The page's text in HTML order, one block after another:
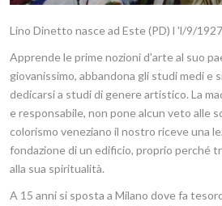
Lino Dinetto nasce ad Este (PD) l 'l/9/
Apprende le prime nozioni d'arte al suo
giovanissimo, abbandona gli studi medi e
dedicarsi a studi di genere artistico. La
e responsabile, non pone alcun veto alle
colorismo veneziano il nostro riceve una
fondazione di un edificio, proprio perché
alla sua spiritualità.
A 15 anni si sposta a Milano dove fa